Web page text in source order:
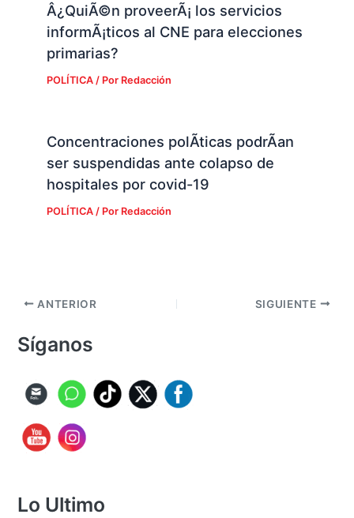
Â¿QuiÃ©n proveerÃ¡ los servicios
informÃ¡ticos al CNE para elecciones
primarias?
POLÍTICA/ Por Redacción
Concentraciones polÃ­ticas podrÃ­an
ser suspendidas ante colapso de
hospitales por covid-19
POLÍTICA/ Por Redacción
ANTERIOR SIGUIENTE
Síganos
Lo Ultimo